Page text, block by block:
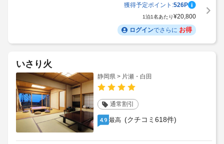
獲得予定ポイント:526P
1泊1名あたり¥20,800
ログインでさらに お得
いさり火
静岡県 > 片瀬・白田
通常割引
4.9 最高 (クチコミ618件)